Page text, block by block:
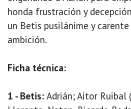
honda frustración y
un Betis pusilánime y
ambición.
Ficha técnica:
1 - Betis: Adrián; Aitor Ruibal